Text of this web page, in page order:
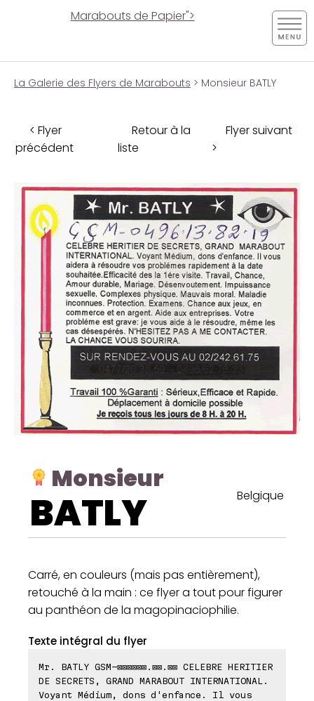
Marabouts de Papier">
La Galerie des Flyers de Marabouts > Monsieur BATLY
< Flyer
précédent
Retour à la
liste
Flyer suivant
>
Monsieur
BATLY Belgique
Carré, en couleurs (mais pas entièrement),
retouché à la main : ce flyer a tout pour figurer
au panthéon de la magopinaciophilie.
Texte intégral du flyer
Mr. BATLY GSM-⊠⊠⊠⊠⊠⊠.⊠⊠.⊠⊠ CELEBRE HERITIER
DE SECRETS, GRAND MARABOUT INTERNATIONAL.
Voyant Médium, dons d'enfance. Il vous